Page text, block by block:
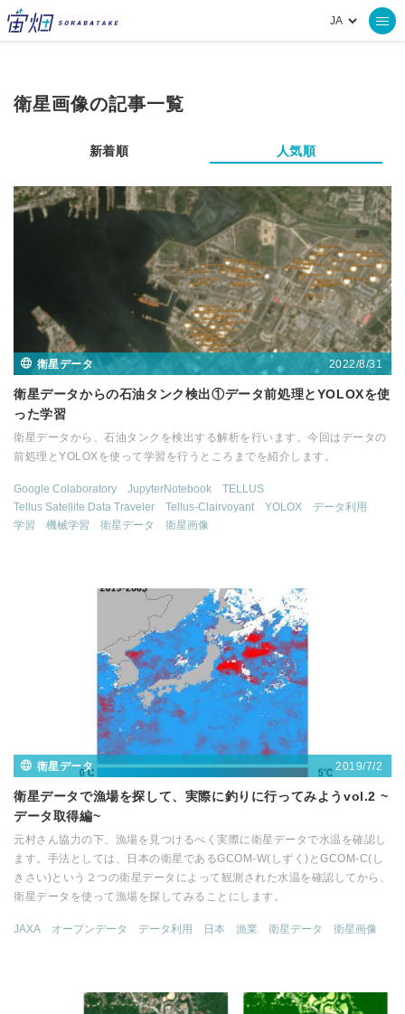
衛星画像の記事一覧
新着順 人気順
衛星データ 2022/8/31
衛星データからの石油タンク検出①データ前処理とYOLOXを使
った学習
衛星データから、石油タンクを検出する解析を行います。今回はデータの
前処理とYOLOXを使って学習を行うところまでを紹介します。
Google Colaboratory JupyterNotebook
TELLUS
Tellus Satellite Data Traveler
Tellus-Clairvoyant YOLOX
データ利用
学習
機械学習 衛星データ 衛星画像
衛星データ 2019/7/2
衛星データで漁場を探して、実際に釣りに行ってみようvol.2 ~
データ取得編~
元村さん協力の下、漁場を見つけるべく実際に衛星データで水温を確認し
ます。手法としては、日本の衛星であるGCOM-W(しずく)とGCOM-C(し
きさい)という２つの衛星データによって観測された水温を確認してから、
衛星データを使って漁場を探してみることにします。
JAXA オープンデータ データ利用 日本 漁業 衛星データ 衛星画像